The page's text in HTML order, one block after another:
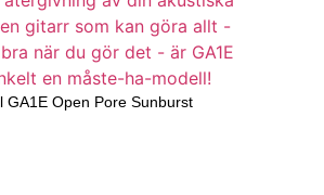
GA1E Open Pore Sunburst